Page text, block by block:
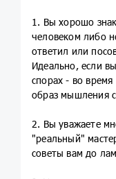
1. Вы хорошо
человеком либо
ответил или
Идеально, если
спорах - во
образ мышления
2. Вы уважаете
"реальный"
советы вам до